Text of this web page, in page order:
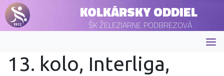
KOLKÁRSKY ODDIEL
ŠK ŽELEZIARNE PODBREZOVÁ
13. kolo, Interliga,